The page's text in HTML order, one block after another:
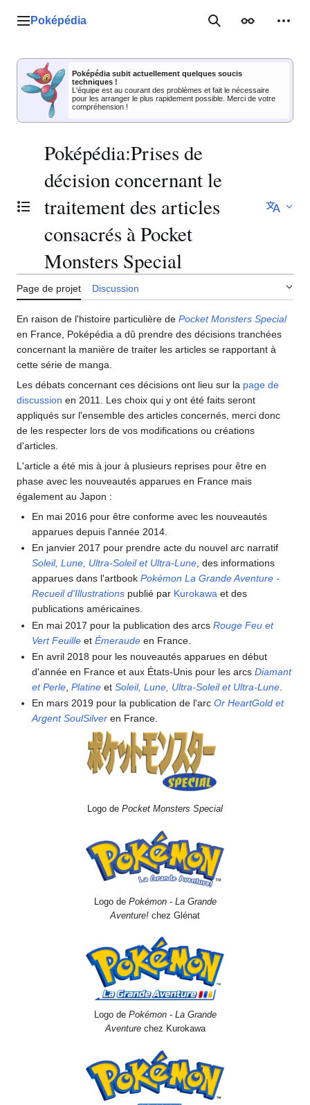
Menu principal
Poképédia RechercherApparence
Poképédia subit actuellement quelques soucis
techniques !
L'équipe est au courant des problèmes et fait le nécessaire
pour les arranger le plus rapidement possible. Merci de votre
compréhension !
Basculer la table des matières
Poképédia:Prises de
décision concernant le
traitement des articles
consacrés à Pocket
Monsters Special
Page de projet Discussion
En raison de l'histoire particulière de Pocket Monsters Special
en France, Poképédia a dû prendre des décisions tranchées
concernant la manière de traiter les articles se rapportant à
cette série de manga.
Les débats concernant ces décisions ont lieu sur la page de
discussion en 2011. Les choix qui y ont été faits seront
appliqués sur l'ensemble des articles concernés, merci donc
de les respecter lors de vos modifications ou créations
d'articles.
L'article a été mis à jour à plusieurs reprises pour être en
phase avec les nouveautés apparues en France mais
également au Japon :
En mai 2016 pour être conforme avec les nouveautés
apparues depuis l'année 2014.
En janvier 2017 pour prendre acte du nouvel arc narratif
Soleil, Lune, Ultra-Soleil et Ultra-Lune, des informations
apparues dans l'artbookPokémon La Grande Aventure -
Recueil d'Illustrations publié par Kurokawa et des
publications américaines.
En mai 2017 pour la publication des arcsRouge Feu et
Vert Feuille etÉmeraude en France.
En avril 2018 pour les nouveautés apparues en début
d'année en France et aux États-Unis pour les arcsDiamant
et Perle ,Platine etSoleil, Lune, Ultra-Soleil et Ultra-Lune
En mars 2019 pour la publication de l'arcOr HeartGold et
Argent SoulSilver en France.
Logo de Pocket Monsters Special
Logo de Pokémon - La Grande
Aventure! chez Glénat
Logo de Pokémon - La Grande
Aventurechez Kurokawa